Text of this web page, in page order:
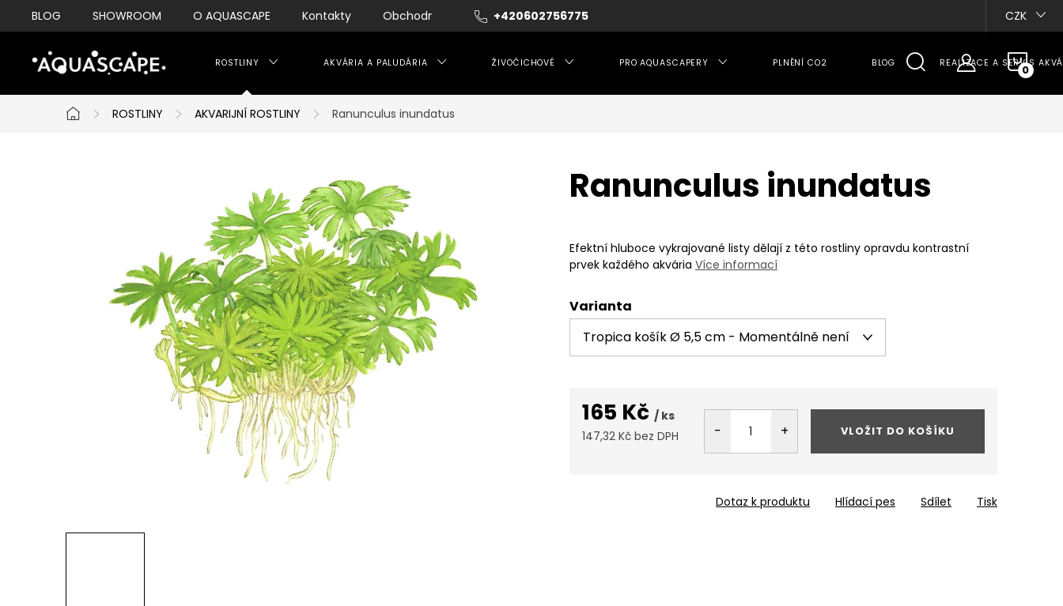
Přejít
na
+420602756775
BLOG SHOWROOM O AQUASCAPE Kontakty Obchodní podmínky Moje objednávka CZK
ROSTLINY AKVÁRIA A PALUDÁRIA ŽIVOČICHOVÉ PRO AQUASCAPERY PLNĚNÍ CO2 BLOG REALIZACE A SERVIS
Domů
ROSTLINY AKVARIJNÍ ROSTLINY Ranunculus inundatus
Ranunculus inundatus
Efektní hluboce vykrajované listy dělají z této rostliny opravdu kontrastní
prvek každého akvária Více informací
Varianta
165 Kč / ks
147,32 Kč bez DPH
VLOŽIT DO KOŠÍKU
Tisk
Dotaz k produktu Hlídací pes Sdílet